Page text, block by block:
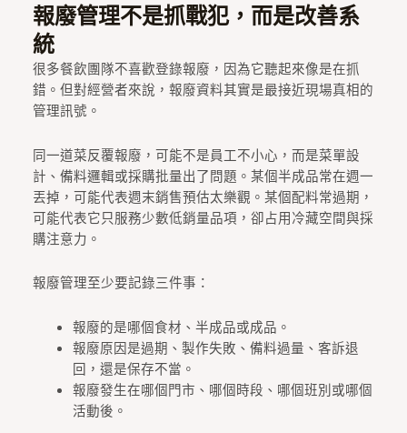
報廢管理不是抓戰犯，而是改善系
統
很多餐飲團隊不喜歡登錄報廢，因為它聽起來像是在抓
錯。但對經營者來說，報廢資料其實是最接近現場真相的
管理訊號。
同一道菜反覆報廢，可能不是員工不小心，而是菜單設
計、備料邏輯或採購批量出了問題。某個半成品常在週一
丟掉，可能代表週末銷售預估太樂觀。某個配料常過期，
可能代表它只服務少數低銷量品項，卻占用冷藏空間與採
購注意力。
報廢管理至少要記錄三件事：
報廢的是哪個食材、半成品或成品。
報廢原因是過期、製作失敗、備料過量、客訴退
回，還是保存不當。
報廢發生在哪個門市、哪個時段、哪個班別或哪個
活動後。